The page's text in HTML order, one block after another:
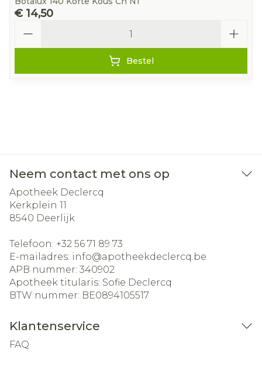
€ 14,50
Bestel
Neem contact met ons op
Apotheek Declercq
Kerkplein 11
8540 Deerlijk
Telefoon: +32 56 71 89 73
E-mailadres: info@apotheekdeclercq.be
APB nummer: 340902
Apotheek titularis: Sofie Declercq
BTW nummer: BE0894105517
Klantenservice
FAQ